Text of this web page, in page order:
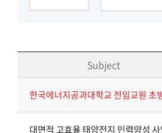
Subject